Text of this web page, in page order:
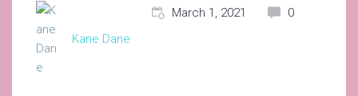
Kane Dane
March 1, 2021 0